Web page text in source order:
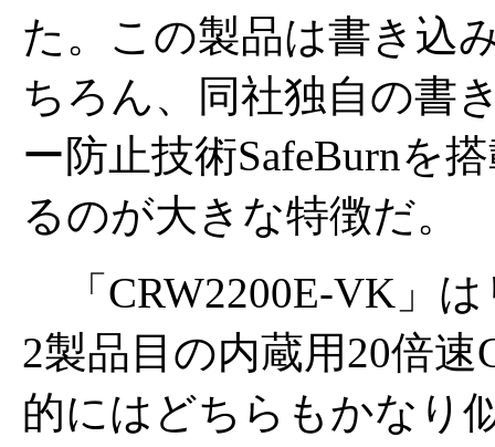
た。この製品は書き込
ちろん、同社独自の書
ー防止技術SafeBurnを
るのが大きな特徴だ。
「CRW2200E-VK」
2製品目の内蔵用20倍
的にはどちらもかなり